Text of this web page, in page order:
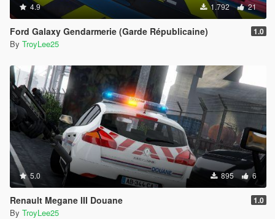
4.9 1.792 21
Ford Galaxy Gendarmerie (Garde Républicaine) 1.0
By TroyLee25
5.0 895 6
Renault Megane III Douane 1.0
By TroyLee25